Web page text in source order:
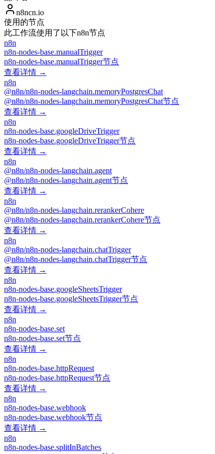
n8ncn.io
使用的节点
此工作流使用了以下n8n节点
n8n
n8n-nodes-base.manualTrigger
n8n-nodes-base.manualTrigger节点
查看详情 →
n8n
@n8n/n8n-nodes-langchain.memoryPostgresChat
@n8n/n8n-nodes-langchain.memoryPostgresChat节点
查看详情 →
n8n
n8n-nodes-base.googleDriveTrigger
n8n-nodes-base.googleDriveTrigger节点
查看详情 →
n8n
@n8n/n8n-nodes-langchain.agent
@n8n/n8n-nodes-langchain.agent节点
查看详情 →
n8n
@n8n/n8n-nodes-langchain.rerankerCohere
@n8n/n8n-nodes-langchain.rerankerCohere节点
查看详情 →
n8n
@n8n/n8n-nodes-langchain.chatTrigger
@n8n/n8n-nodes-langchain.chatTrigger节点
查看详情 →
n8n
n8n-nodes-base.googleSheetsTrigger
n8n-nodes-base.googleSheetsTrigger节点
查看详情 →
n8n
n8n-nodes-base.set
n8n-nodes-base.set节点
查看详情 →
n8n
n8n-nodes-base.httpRequest
n8n-nodes-base.httpRequest节点
查看详情 →
n8n
n8n-nodes-base.webhook
n8n-nodes-base.webhook节点
查看详情 →
n8n
n8n-nodes-base.splitInBatches